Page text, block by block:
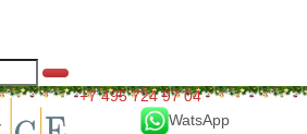
+7 495 724 97 04
WatsApp